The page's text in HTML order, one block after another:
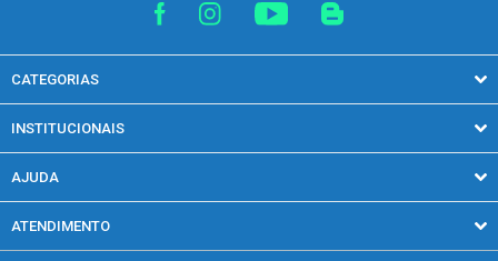
CATEGORIAS
Concertinas
Gradil
Obras e Serralheria
INSTITUCIONAIS
Revendedores
AJUDA
ATENDIMENTO